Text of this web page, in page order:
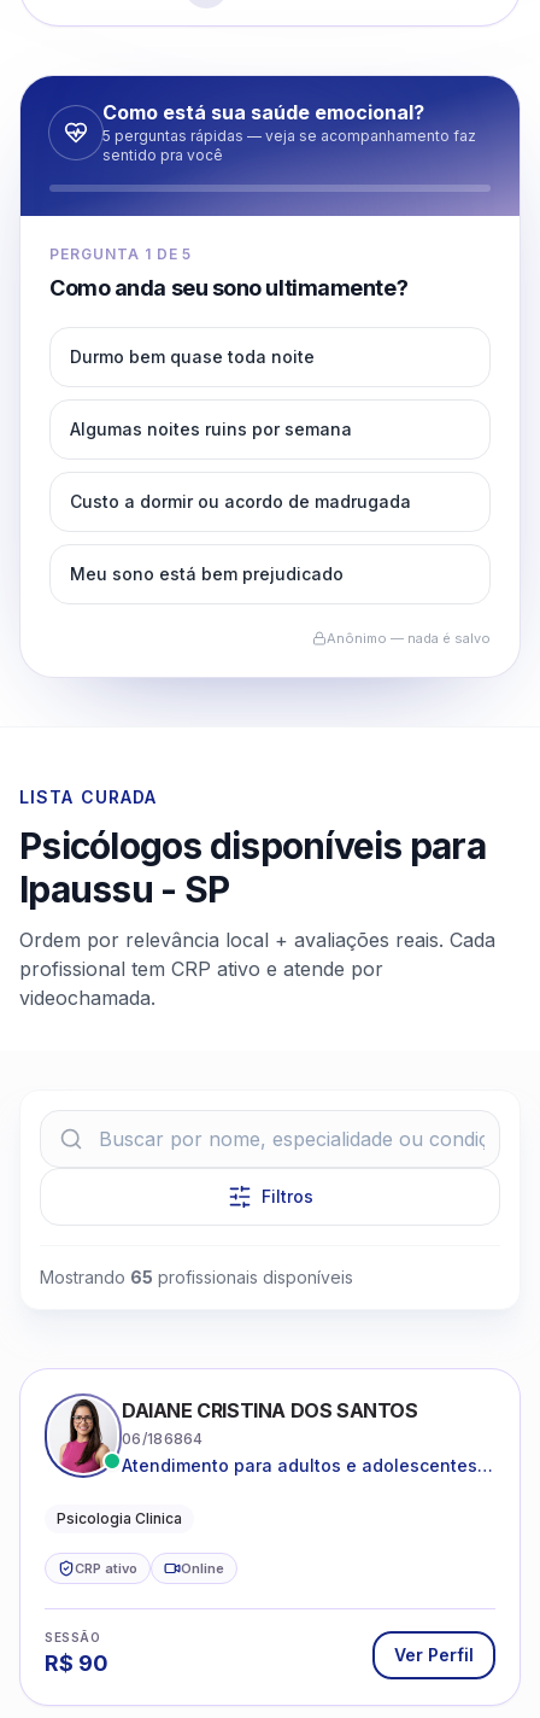
Como está sua saúde emocional?
5 perguntas rápidas — veja se acompanhamento faz
sentido pra você
PERGUNTA 1 DE5
Como anda seu sono ultimamente?
Durmo bem quase toda noite
Algumas noites ruins por semana
Custo a dormir ou acordo de madrugada
Meu sono está bem prejudicado
Anônimo — nada é salvo
LISTA CURADA
Psicólogos disponíveis para
Ipaussu - SP
Ordem por relevância local + avaliações reais. Cada
profissional tem CRP ativo e atende por
videochamada.
Filtros
Mostrando 65 profissionais disponíveis
DAIANE CRISTINA DOS SANTOS
06/186864
Atendimento para adultos e adolescentes a
Psicologia Clinica
CRP ativo Online
SESSÃO
R$ 90 Ver Perfil